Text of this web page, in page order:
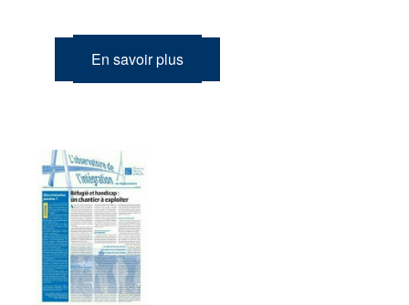
En savoir plus